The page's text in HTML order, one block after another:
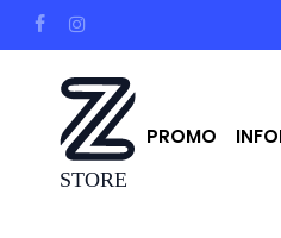
to
facebookinstagram
PROMO